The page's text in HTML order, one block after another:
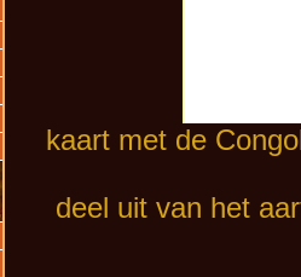
kaart met de
deel uit van het